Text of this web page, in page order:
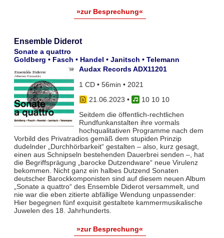
»zur Besprechung«
Ensemble Diderot
Sonate a quattro
Goldberg • Fasch • Handel • Janitsch • Telemann
Audax Records ADX11201
1 CD • 56min • 2021
21.06.2023 •
10 10 10
Seitdem die öffentlich-rechtlichen
Rundfunkanstalten ihre vormals
hochqualitativen Programme nach dem
Vorbild des Privatradios gemäß dem stupiden Prinzip
dudelnder „Durchhörbarkeit“ gestalten – also, kurz gesagt,
einen aus Schnipseln bestehenden Dauerbrei senden –, hat
die Begriffsprägung „barocke Dutzendware“ neue Virulenz
bekommen. Nicht ganz ein halbes Dutzend Sonaten
deutscher Barockkomponisten sind auf diesem neuen Album
„Sonate a quattro“ des Ensemble Diderot versammelt, und
nie war die eben zitierte abfällige Wendung unpassender:
Hier begegnen fünf exquisit gestaltete kammermusikalische
Juwelen des 18. Jahrhunderts.
»zur Besprechung«